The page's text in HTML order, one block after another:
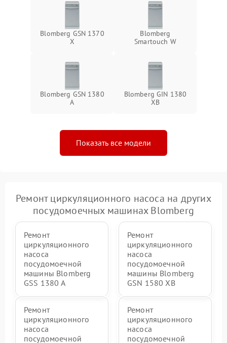
Blomberg GSN 1370
X
Blomberg
Smartouch W
Blomberg GSN 1380
A
Blomberg GIN 1380
XB
Показать все модели
Ремонт циркуляционного насоса на других
посудомоечных машинах Blomberg
Ремонт
циркуляционного
насоса
посудомоечной
машины Blomberg
GSS 1380 А
Ремонт
циркуляционного
насоса
посудомоечной
машины Blomberg
GSN 1580 XB
Ремонт
циркуляционного
насоса
посудомоечной
Ремонт
циркуляционного
насоса
посудомоечной